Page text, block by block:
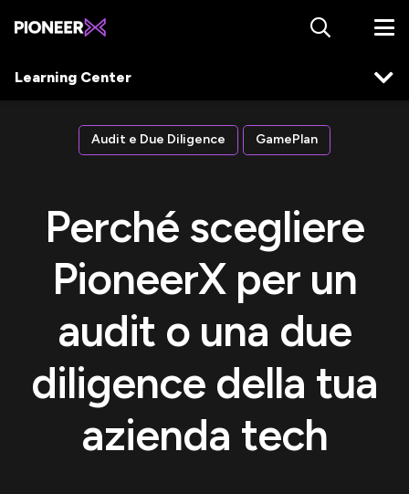
Learning Center
Audit e Due Diligence GamePlan
Perché scegliere
PioneerX per un
audit o una due
diligence della tua
azienda tech